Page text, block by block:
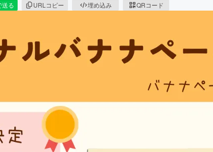
送る URLコピー 埋め込み QRコード